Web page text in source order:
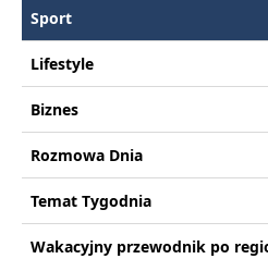
Sport
Lifestyle
Biznes
Rozmowa Dnia
Temat Tygodnia
Wakacyjny przewodnik po